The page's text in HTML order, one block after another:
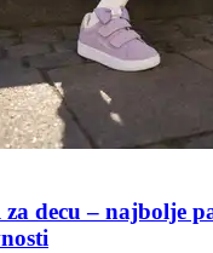
decu – najbolje